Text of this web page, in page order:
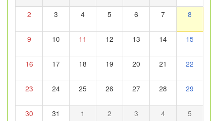
2 3 4 5 6 7 8
9 10 11 12 13 14 15
16 17 18 19 20 21 22
23 24 25 26 27 28 29
30 31 1 2 3 4 5